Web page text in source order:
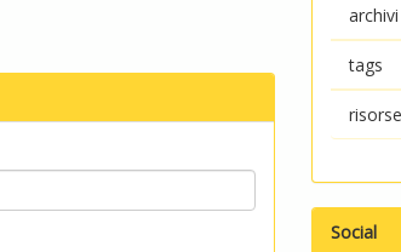
archivi
tags
Social